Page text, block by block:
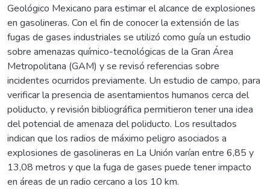
Geológico Mexicano para estimar el alcance de explosiones
en gasolineras. Con el fin de conocer la extensión de las
fugas de gases industriales se utilizó como guía un estudio
sobre amenazas químico-tecnológicas de la Gran Área
Metropolitana (GAM) y se revisó referencias sobre
incidentes ocurridos previamente. Un estudio de campo, para
verificar la presencia de asentamientos humanos cerca del
poliducto, y revisión bibliográfica permitieron tener una idea
del potencial de amenaza del poliducto. Los resultados
indican que los radios de máximo peligro asociados a
explosiones de gasolineras en La Unión varían entre 6,85 y
13,08 metros y que la fuga de gases puede tener impacto
en áreas de un radio cercano a los 10 km.